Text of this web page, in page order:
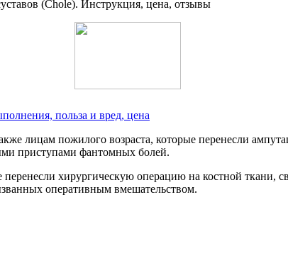
польза и вред, цена
лицам пожилого возраста, которые перенесли
приступами фантомных болей.
хирургическую операцию на костной ткани,
оперативным вмешательством.